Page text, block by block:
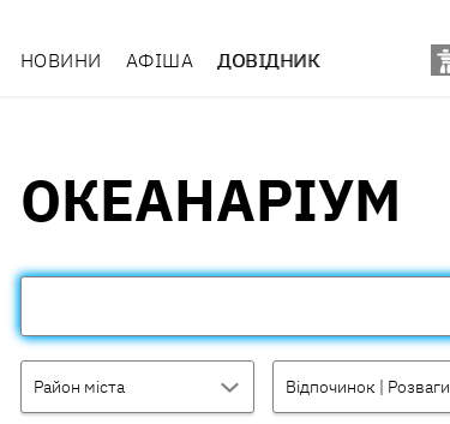
НОВИНИ АФІША ДОВІДНИК
ОКЕАНАРІУМ
Район міста Відпочинок | Розваги